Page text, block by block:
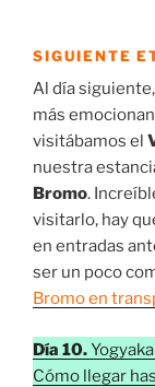
SIGUIENTE
Al día
más
visitábamos el
nuestra
Bromo.
visitarlo, hay
en entradas
ser un poco
Bromo en
Día 10.
Cómo llegar